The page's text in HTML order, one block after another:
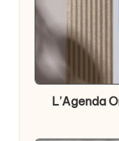
Posted
in
L’Agenda